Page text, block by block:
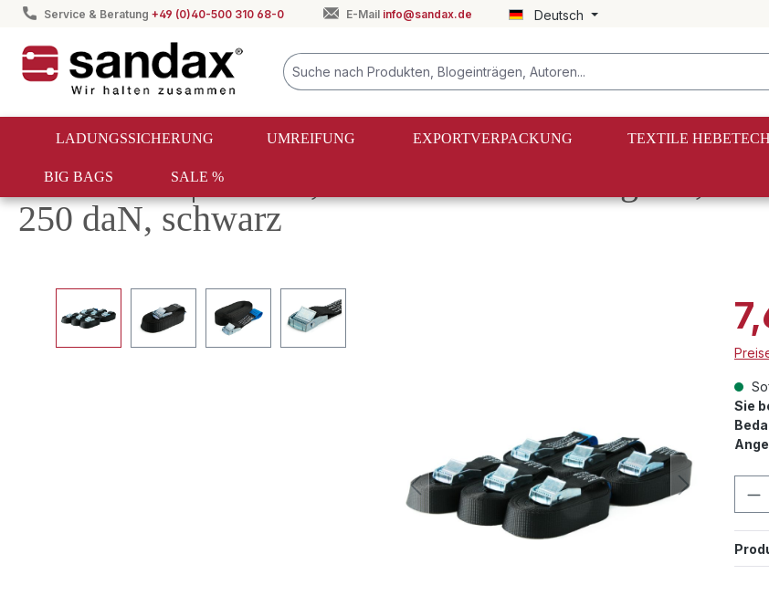
Zur Hauptnavigation springen
Service & Beratung +49 (0)40-500 310 68-0 E-Mail info@sandax.de Deutsch
LADUNGSSICHERUNG UMREIFUNG EXPORTVERPACKUNG TEXTILE
BIG BAGS SALE %
Rückläufer | 6er-Set, Klemmschloss-Zurrgurte, 3
250 daN, schwarz
Sie